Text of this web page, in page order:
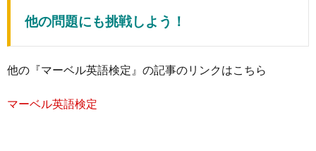
他の問題にも挑戦しよう！
他の『マーベル英語検定』の記事のリンクはこちら
マーベル英語検定